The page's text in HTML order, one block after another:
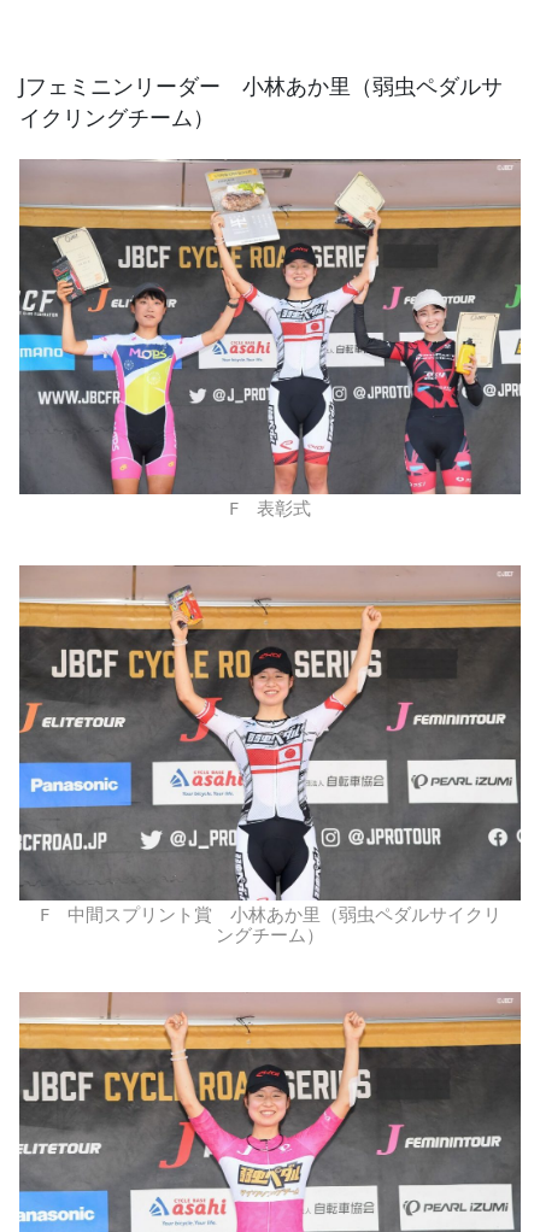
Jフェミニンリーダー 小林あか里（弱虫ペダルサ
イクリングチーム）
F 表彰式
F 中間スプリント賞 小林あか里（弱虫ペダルサイクリ
ングチーム）